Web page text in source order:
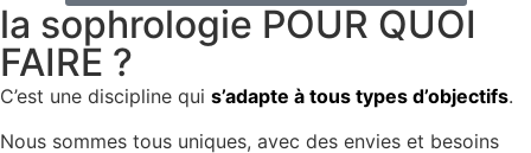
la sophrologie POUR QUOI
FAIRE ?
C’est une discipline qui s’adapte à tous types d’objectifs.
Nous sommes tous uniques, avec des envies et besoins